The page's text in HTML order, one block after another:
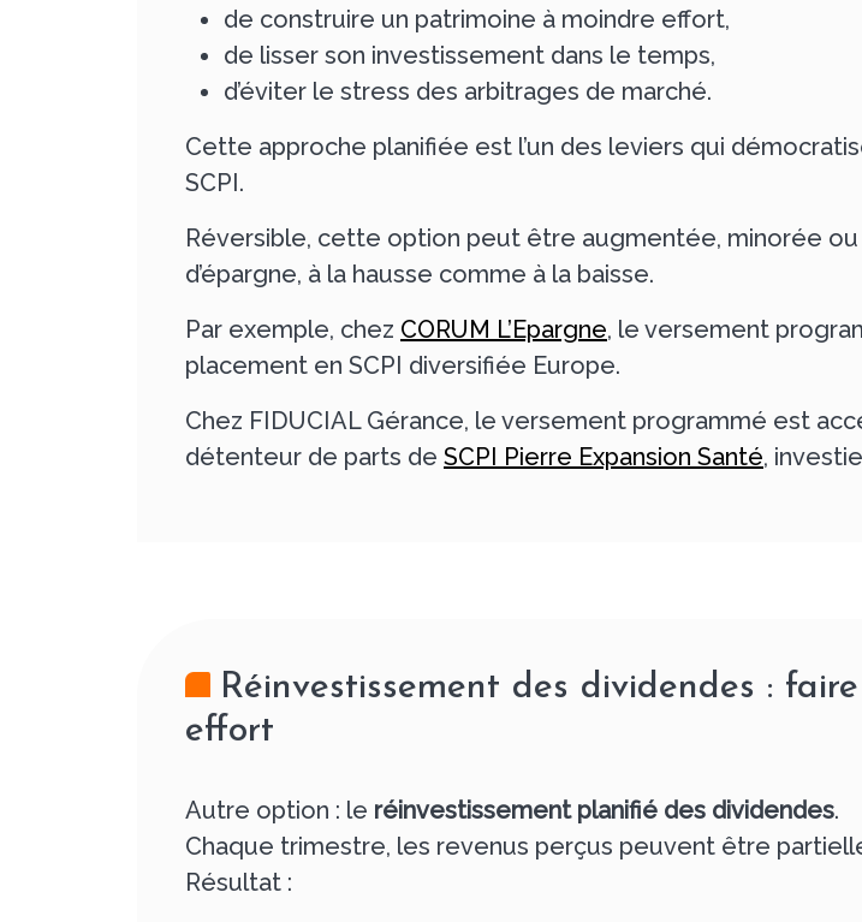
de construire un patrimoine à moindre effort,
de lisser son investissement dans le temps,
d’éviter le stress des arbitrages de marché.
Cette approche planifiée est l’un des leviers qui
SCPI.
Réversible, cette option peut être augmentée, minorée ou
d’épargne, à la hausse comme à la baisse.
Par exemple, chez CORUM L’Epargne, le versement
placement en SCPI diversifiée Europe.
Chez FIDUCIAL Gérance, le versement programmé est
détenteur de parts de SCPI Pierre Expansion Santé,
Réinvestissement des dividendes :
effort
Autre option : le réinvestissement planifié des dividendes.
Chaque trimestre, les revenus perçus peuvent être
Résultat :